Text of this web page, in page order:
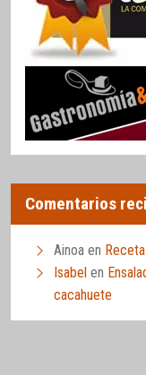
Comentarios
Ainoa en
Isabel en
cacahuete